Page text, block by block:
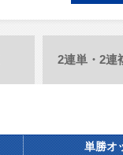
2連単・2連
単勝オ